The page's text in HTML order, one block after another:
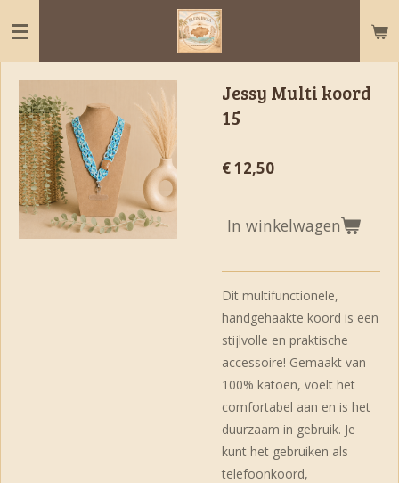
direct
naar
hoofdinhoud
Jessy Multi koord
15
€ 12,50
In winkelwagen
Dit multifunctionele,
handgehaakte koord is een
stijlvolle en praktische
accessoire! Gemaakt van
100% katoen, voelt het
comfortabel aan en is het
duurzaam in gebruik. Je
kunt het gebruiken als
telefoonkoord,